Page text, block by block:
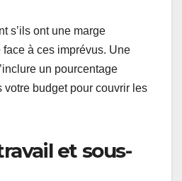
s’ils ont une marge
à ces imprévus. Une
un pourcentage
votre budget pour couvrir les
et sous-